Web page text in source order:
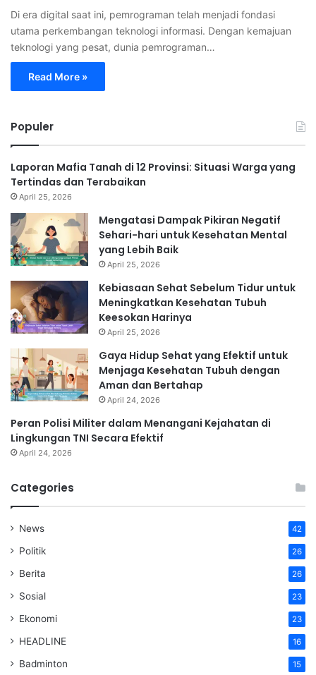
Di era digital saat ini, pemrograman telah menjadi fondasi
utama perkembangan teknologi informasi. Dengan kemajuan
teknologi yang pesat, dunia pemrograman…
Read More »
Populer
Laporan Mafia Tanah di 12 Provinsi: Situasi Warga yang
Tertindas dan Terabaikan
April 25, 2026
Mengatasi Dampak Pikiran Negatif
Sehari-hari untuk Kesehatan Mental
yang Lebih Baik
April 25, 2026
Kebiasaan Sehat Sebelum Tidur untuk
Meningkatkan Kesehatan Tubuh
Keesokan Harinya
April 25, 2026
Gaya Hidup Sehat yang Efektif untuk
Menjaga Kesehatan Tubuh dengan
Aman dan Bertahap
April 24, 2026
Peran Polisi Militer dalam Menangani Kejahatan di
Lingkungan TNI Secara Efektif
April 24, 2026
Categories
News 42
Politik 26
Berita 26
Sosial 23
Ekonomi 23
HEADLINE 16
Badminton 15